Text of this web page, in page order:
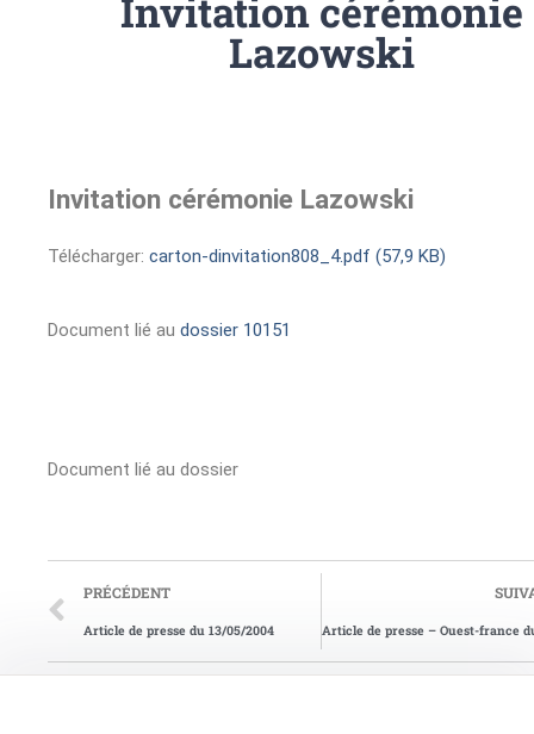
Invitation cérémonie
Lazowski
Invitation cérémonie Lazowski
Télécharger: carton-dinvitation808_4.pdf (57,9 KB)
Document lié au dossier 10151
Document lié au dossier
PRÉCÉDENT
Article de presse du 13/05/2004